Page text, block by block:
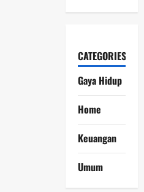
CATEGORIES
Gaya Hidup
Home
Keuangan
Umum